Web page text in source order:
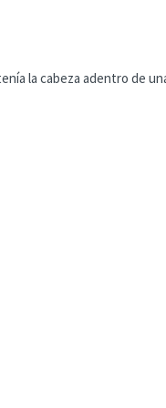
la cabeza adentro de